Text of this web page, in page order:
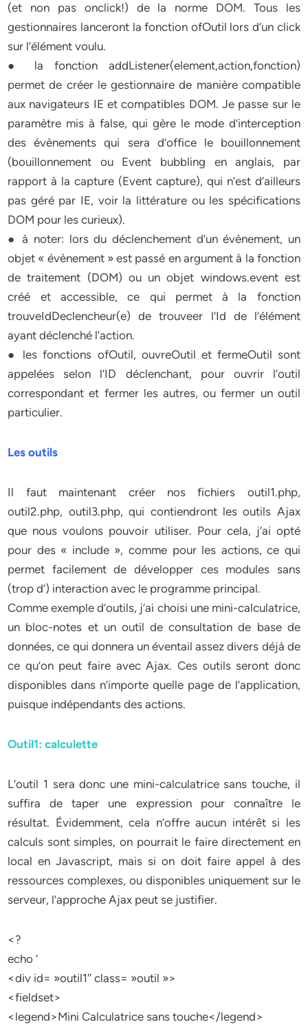
(et non pas onclick!) de la norme DOM. Tous les
gestionnaires lanceront la fonction ofOutil lors d’un click
sur l’élément voulu.
● la fonction addListener(element,action,fonction)
permet de créer le gestionnaire de manière compatible
aux navigateurs IE et compatibles DOM. Je passe sur le
paramètre mis à false, qui gère le mode d’interception
des évènements qui sera d’office le bouillonnement
(bouillonnement ou Event bubbling en anglais, par
rapport à la capture (Event capture), qui n’est d’ailleurs
pas géré par IE, voir la littérature ou les spécifications
DOM pour les curieux).
● à noter: lors du déclenchement d’un évènement, un
objet « évènement » est passé en argument à la fonction
de traitement (DOM) ou un objet windows.event est
créé et accessible, ce qui permet à la fonction
trouveIdDeclencheur(e) de trouveer l’Id de l’élément
ayant déclenché l’action.
● les fonctions ofOutil, ouvreOutil et fermeOutil sont
appelées selon l’ID déclenchant, pour ouvrir l’outil
correspondant et fermer les autres, ou fermer un outil
particulier.
Les outils
Il faut maintenant créer nos fichiers outil1.php,
outil2.php, outil3.php, qui contiendront les outils Ajax
que nous voulons pouvoir utiliser. Pour cela, j’ai opté
pour des « include », comme pour les actions, ce qui
permet facilement de développer ces modules sans
(trop d’) interaction avec le programme principal.
Comme exemple d’outils, j’ai choisi une mini-calculatrice,
un bloc-notes et un outil de consultation de base de
données, ce qui donnera un éventail assez divers déjà de
ce qu’on peut faire avec Ajax. Ces outils seront donc
disponibles dans n’importe quelle page de l’application,
puisque indépendants des actions.
Outil1: calculette
L’outil 1 sera donc une mini-calculatrice sans touche, il
suffira de taper une expression pour connaître le
résultat. Évidemment, cela n’offre aucun intérêt si les
calculs sont simples, on pourrait le faire directement en
local en Javascript, mais si on doit faire appel à des
ressources complexes, ou disponibles uniquement sur le
serveur, l’approche Ajax peut se justifier.
<?
echo ‘
<div id= »outil1″ class= »outil »>
<fieldset>
<legend>Mini Calculatrice sans touche</legend>